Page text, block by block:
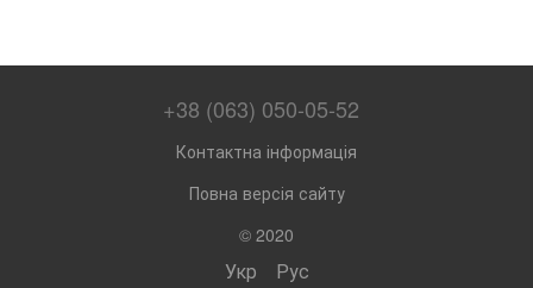
+38 (063) 050-05-52
Контактна інформація
Повна версія сайту
© 2020
Укр Рус